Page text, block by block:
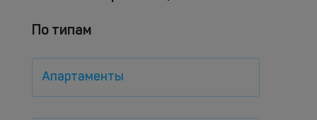
По типам
Апартаменты